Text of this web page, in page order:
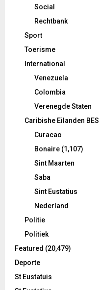
Social
Rechtbank
Sport
Toerisme
International
Venezuela
Colombia
Verenegde Staten
Caribishe Eilanden BES
Curacao
Bonaire (1,107)
Sint Maarten
Saba
Sint Eustatius
Nederland
Politie
Politiek
Featured (20,479)
Deporte
St Eustatuis